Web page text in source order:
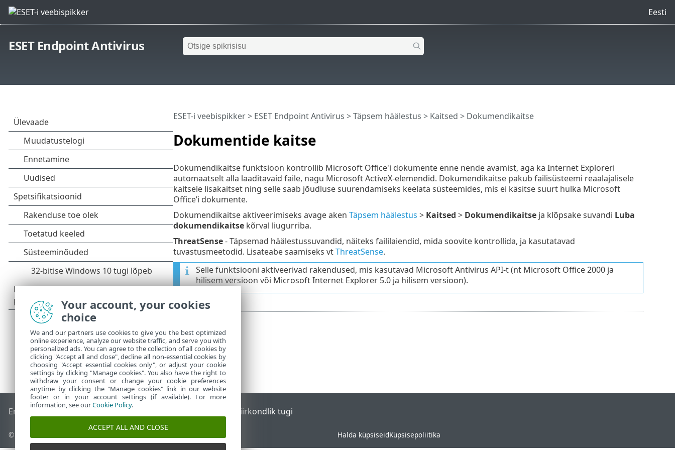
Eesti
ESET Endpoint Antivirus
Dokumentide kaitse
ESET-i veebispikker> ESET Endpoint Antivirus >Täpsem häälestus > Kaitsed > Dokumendikaitse
Dokumendikaitse funktsioon kontrollib Microsoft Office'i dokumente enne nende avamist, aga ka Internet Exploreri
automaatselt alla laaditavaid faile, nagu Microsoft ActiveX-elemendid. Dokumendikaitse pakub failisüsteemi reaalajalisele
kaitsele lisakaitset ning selle saab jõudluse suurendamiseks keelata süsteemides, mis ei käsitse suurt hulka Microsoft
Office’i dokumente.
Dokumendikaitse aktiveerimiseks avage aken Täpsem häälestus > Kaitsed > Dokumendikaitseja klõpsake suvandi Luba
dokumendikaitsekõrval liugurriba.
ThreatSense- Täpsemad häälestussuvandid, näiteks faililaiendid, mida soovite kontrollida, ja kasutatavad
tuvastusmeetodid. Lisateabe saamiseks vtThreatSense.
Selle funktsiooni aktiveerivad rakendused, mis kasutavad Microsoft Antivirus API-t (nt Microsoft Office 2000 ja
hilisem versioon või Microsoft Internet Explorer 5.0 ja hilisem versioon).
End of Life ESET-i teabebaas ESET-i foorum Piirkondlik tugi
© 1992 - 2026 ESET, spol. s r.o. – kõik õigused on kaitstud. Halda küpsiseidKüpsisepoliitika
Your account, your cookies
choice
We and our partners use cookies to give you the best optimized
online experience, analyze our website traffic, and serve you with
personalized ads. You can agree to the collection of all cookies by
clicking "Accept all and close", decline all non-essential cookies by
choosing "Accept essential cookies only", or adjust your cookie
settings by clicking "Manage cookies". You also have the right to
withdraw your consent or change your cookie preferences
anytime by clicking the "Manage cookies" link in our website
footer or in your account settings (if available). For more
information, see ourCookie Policy.
ACCEPT ALL AND CLOSE